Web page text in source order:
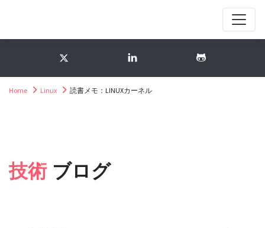
Home Linux 読書メモ：LINUXカーネル
技術 ブログ